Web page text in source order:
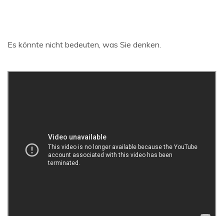
Es könnte nicht bedeuten, was Sie denken.